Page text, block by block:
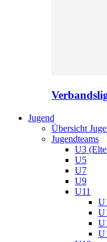
Jugend
Übersicht
Jugendteams
U3
U5
U7
U9
U11